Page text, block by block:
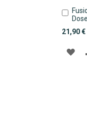
21,90 €
In
den